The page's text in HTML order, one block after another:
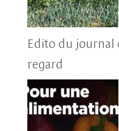
Edito du journal
regard